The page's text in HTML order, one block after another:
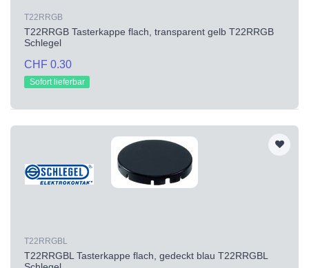
T22RRGB
T22RRGB Tasterkappe flach, transparent gelb T22RRGB
Schlegel
CHF 0.30
Sofort lieferbar
T22RRGBL
T22RRGBL Tasterkappe flach, gedeckt blau T22RRGBL